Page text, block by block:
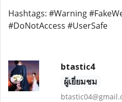
Hashtags: #Warning
#DoNotAccess #UserSafe
btastic4
ผู้เยี่ยมชม